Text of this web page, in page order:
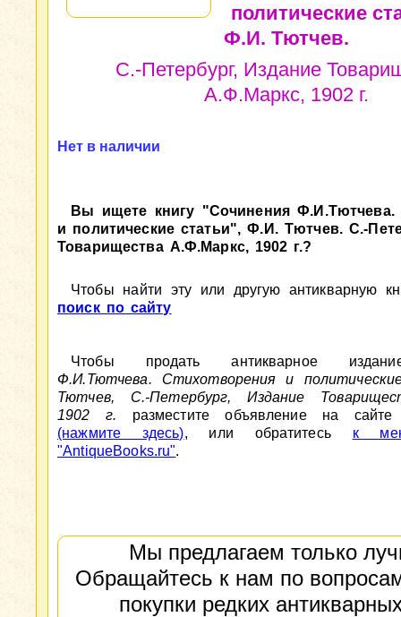
политические
Ф.И. Тютчев.
С.-Петербург, Издание
А.Ф.Маркс, 1902 г.
Нет в наличии
Вы ищете книгу "Сочинения Ф.И.Тютчева.
и политические статьи", Ф.И. Тютчев. С.-
Товарищества А.Ф.Маркс, 1902 г.?
Чтобы найти эту или другую антикварную
поиск по сайту
Чтобы продать антикварное
Ф.И.Тютчева. Стихотворения и
Тютчев, С.-Петербург, Издание
1902 г. разместите объявление на сайте
(нажмите здесь), или обратитесь к
"AntiqueBooks.ru".
Мы предлагаем только
Обращайтесь к нам по
покупки редких